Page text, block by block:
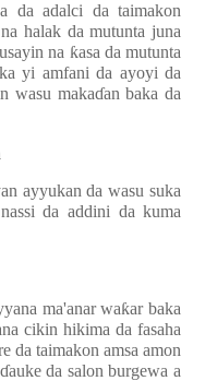
da adalci da taimakon
halak da mutunta juna
na ƙasa da mutunta
yi amfani da ayoyi da
wasu makaɗan baka da
ayyukan da wasu suka
da addini da kuma
ma'anar waƙar baka
cikin hikima da fasaha
da taimakon amsa amon
ɗauke da salon burgewa a